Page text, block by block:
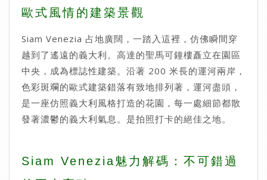
歐式風情的建築景觀
Siam Venezia 占地廣闊，一踏入這裡，仿佛瞬間穿
越到了遙遠的義大利。高達的聖馬可鐘樓矗立在園區
中央，成為標誌性建築。沿著 200 米長的運河兩岸，
色彩斑斕的歐式建築錯落有致地排列著，運河盡頭，
是一座仿照義大利風格打造的花園，每一處細節都散
發著濃鬱的義大利氣息。是拍照打卡的絕佳之地。
Siam Venezia魅力解碼：不可錯過